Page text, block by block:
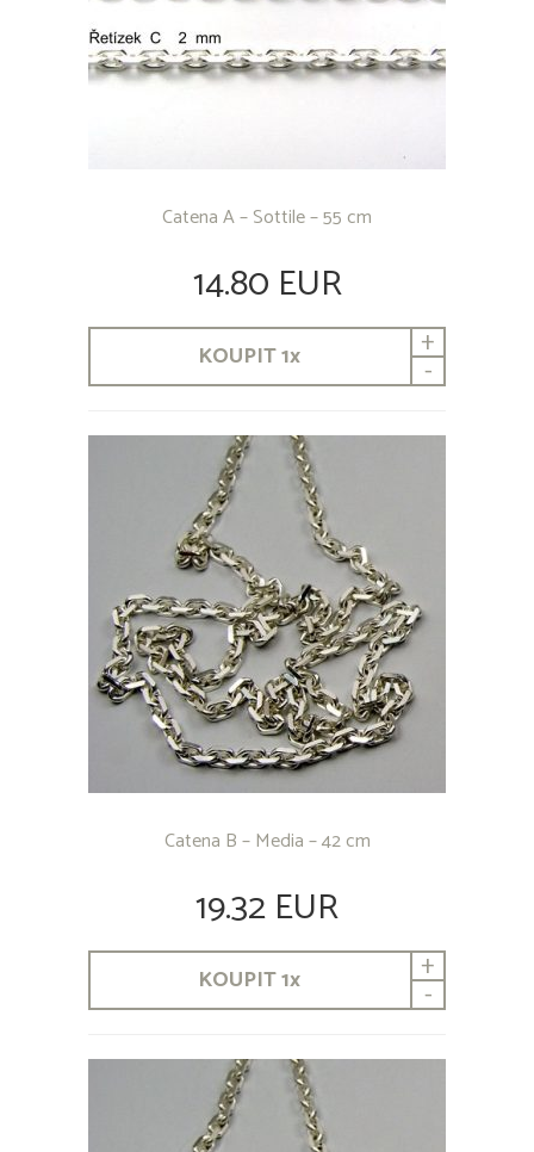
Catena A – Sottile – 55 cm
14.80 EUR
KOUPIT1x +
-
Catena B – Media – 42 cm
19.32 EUR
KOUPIT1x +
-